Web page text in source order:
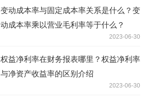
变动成本率与固定成本率关系是什么？变
动成本率乘以营业毛利率等于什么？
2023-06-30
权益净利率在财务报表哪里？权益净利率
与净资产收益率的区别介绍
2023-06-30